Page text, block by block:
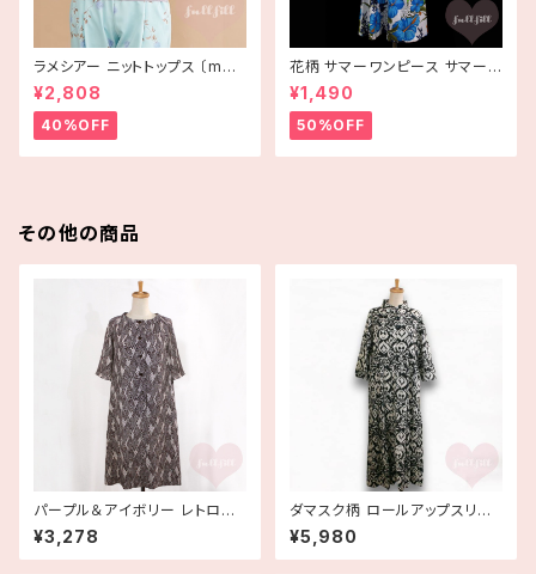
ラメシアー ニットトップス 〔merl
ot plus〕
¥2,808
40%OFF
花柄 サマーワンピース サマード
レス ハイビスカス ブルー USA
古着 HAWAII
¥1,490
50%OFF
その他の商品
パープル＆アイボリー レトロ柄
ワンピース 古着
¥3,278
ダマスク柄 ロールアップスリー
ブ ロングティアードワンピース
イタリア製 古着 made in ITAL
Y
¥5,980